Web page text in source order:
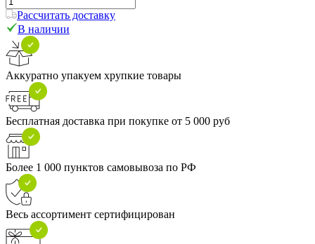
Рассчитать доставку
В наличии
Аккуратно упакуем хрупкие товары
Бесплатная доставка при покупке от 5 000 руб
Более 1 000 пунктов самовывоза по РФ
Весь ассортимент сертифицирован